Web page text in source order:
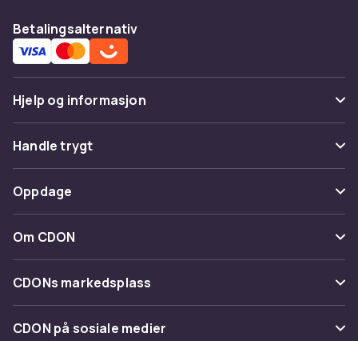
Betalingsalternativ
Hjelp og informasjon
Vanlige spørsmål
Spor pakke
Angre & returner her
Kontakt oss
Handle trygt
Betaling
Levering
Tilbakekallinger
Oppdage
Kategorier
Varemerker
Om CDON
Om oss
Kundeanmeldelser
CDONs markedsplass
Merchant Help Center
CDON på sosiale medier